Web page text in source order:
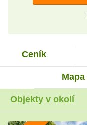
Ceník
Mapa
Objekty v okolí